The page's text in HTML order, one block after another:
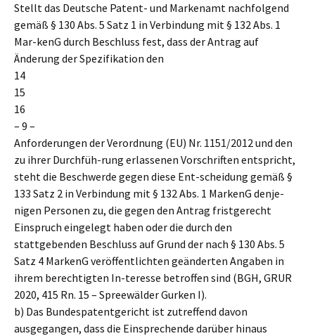
Stellt das Deutsche Patent- und Markenamt nachfolgend
gemäß § 130 Abs. 5 Satz 1 in Verbindung mit § 132 Abs. 1
Mar-kenG durch Beschluss fest, dass der Antrag auf
Änderung der Spezifikation den
14
15
16
– 9 –
Anforderungen der Verordnung (EU) Nr. 1151/2012 und den
zu ihrer Durchfüh-rung erlassenen Vorschriften entspricht,
steht die Beschwerde gegen diese Ent-scheidung gemäß §
133 Satz 2 in Verbindung mit § 132 Abs. 1 MarkenG denje-
nigen Personen zu, die gegen den Antrag fristgerecht
Einspruch eingelegt haben oder die durch den
stattgebenden Beschluss auf Grund der nach § 130 Abs. 5
Satz 4 MarkenG veröffentlichten geänderten Angaben in
ihrem berechtigten In-teresse betroffen sind (BGH, GRUR
2020, 415 Rn. 15 – Spreewälder Gurken I).
b) Das Bundespatentgericht ist zutreffend davon
ausgegangen, dass die Einsprechende darüber hinaus